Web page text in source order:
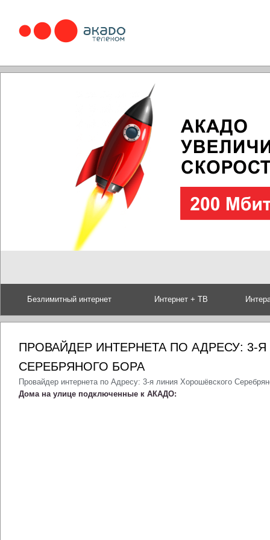
Безлимитный интернет Интернет + ТВ
ПРОВАЙДЕР ИНТЕРНЕТА ПО АДРЕСУ: 3-
СЕРЕБРЯНОГО БОРА
Провайдер интернета по Адресу: 3-я линия Хорошёвского
Дома на улице подключенные к АКАДО: